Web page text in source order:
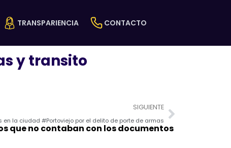
TRANSPARIENCIA CONTACTO
y transito
SIGUIENTE
en la ciudad #Portoviejo por el delito de porte de armas
Next
que no contaban con los documentos